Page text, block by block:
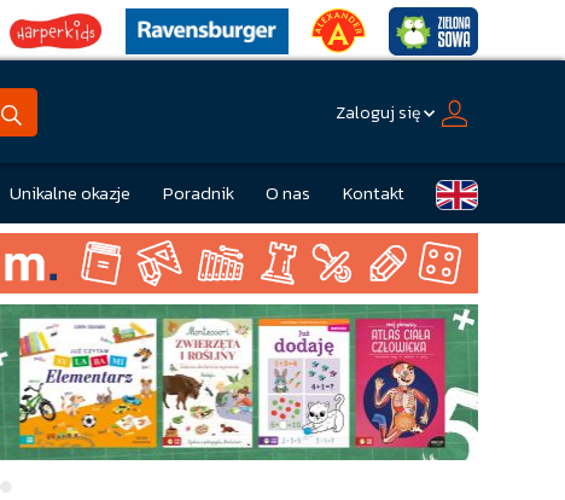
Zaloguj się
Unikalne okazje Poradnik O nas Kontakt